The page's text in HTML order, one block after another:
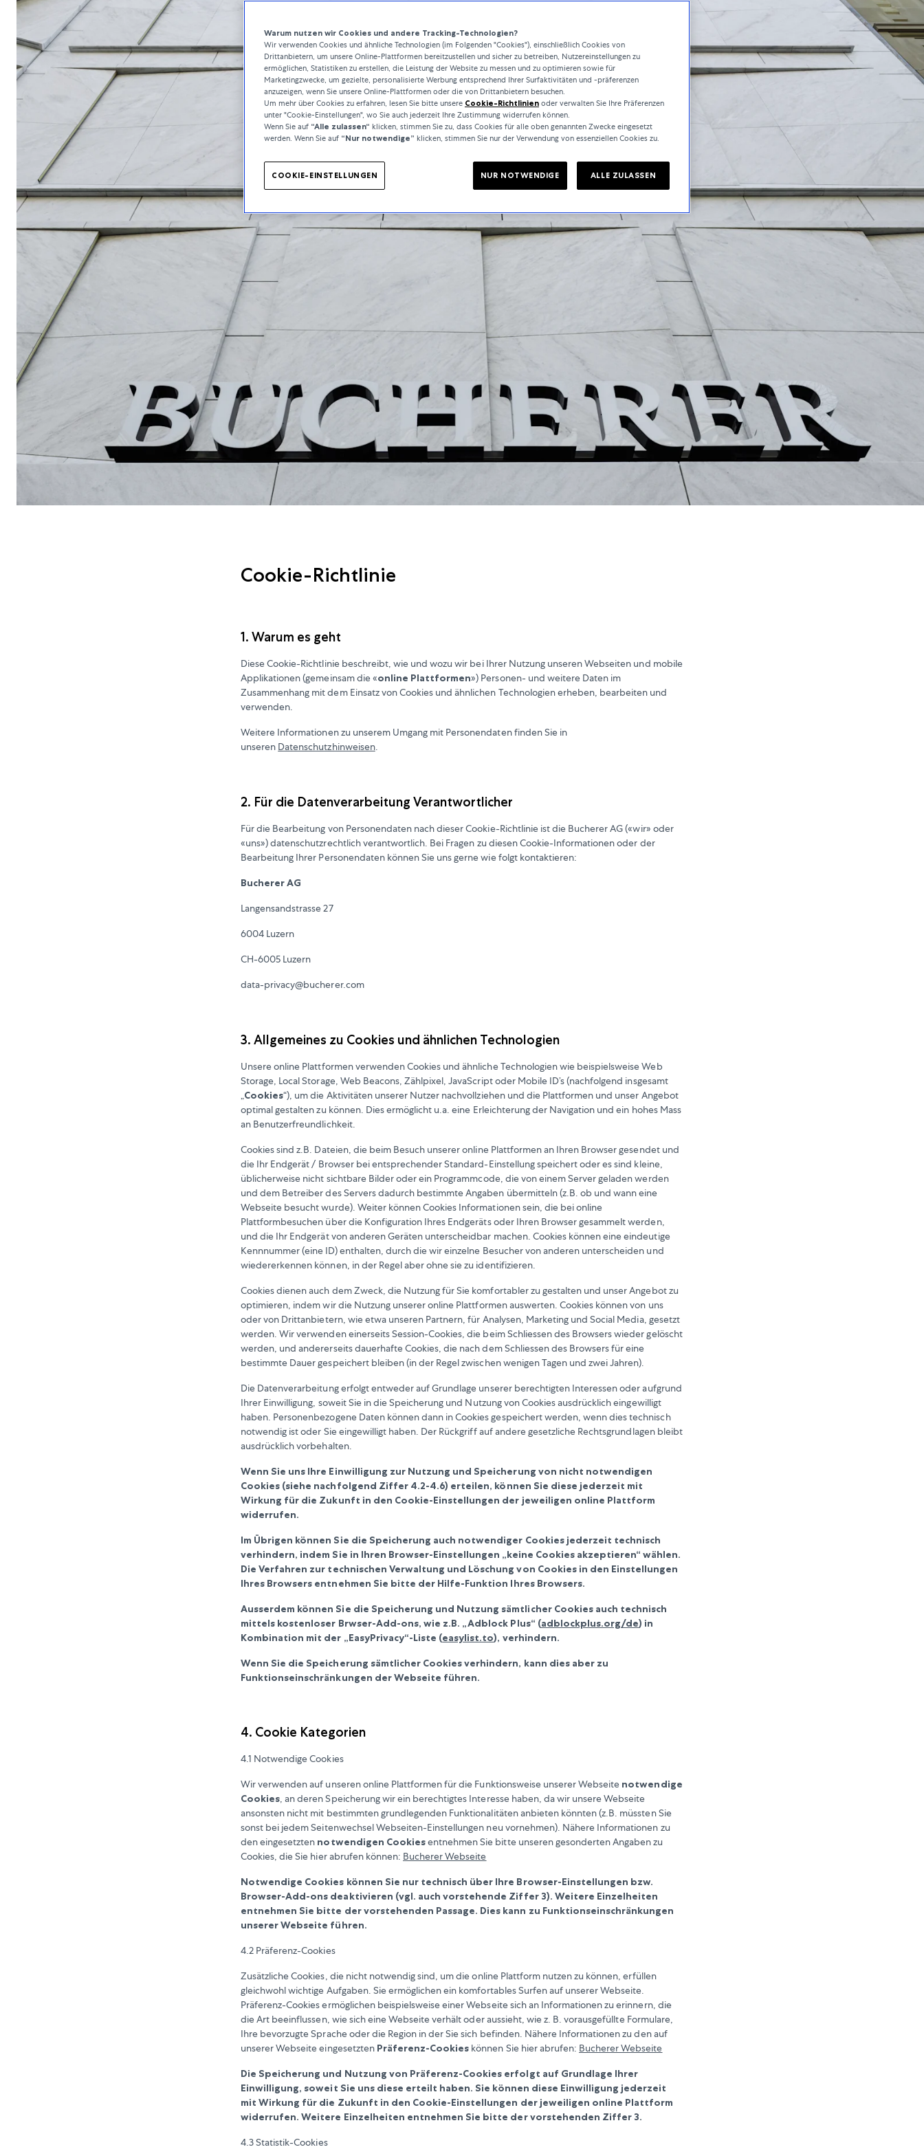
Cookie-Richtlinie
1. Warum es geht
Diese Cookie-Richtlinie beschreibt, wie und wozu wir bei Ihrer Nutzung unseren Webseiten und mobile
Applikationen (gemeinsam die «online Plattformen») Personen- und weitere Daten im
Zusammenhang mit dem Einsatz von Cookies und ähnlichen Technologien erheben, bearbeiten und
verwenden.
Weitere Informationen zu unserem Umgang mit Personendaten finden Sie in
unseren Datenschutzhinweisen.
2. Für die Datenverarbeitung Verantwortlicher
Für die Bearbeitung von Personendaten nach dieser Cookie-Richtlinie ist die Bucherer AG («wir» oder
«uns») datenschutzrechtlich verantwortlich. Bei Fragen zu diesen Cookie-Informationen oder der
Bearbeitung Ihrer Personendaten können Sie uns gerne wie folgt kontaktieren:
Bucherer AG
Langensandstrasse 27
6004 Luzern
CH-6005 Luzern
data-privacy@bucherer.com
3. Allgemeines zu Cookies und ähnlichen Technologien
Unsere online Plattformen verwenden Cookies und ähnliche Technologien wie beispielsweise Web
Storage, Local Storage, Web Beacons, Zählpixel, JavaScript oder Mobile ID’s (nachfolgend insgesamt
Cookies“), um die Aktivitäten unserer Nutzer nachvollziehen und die Plattformen und unser Angebot
optimal gestalten zu können. Dies ermöglicht u.a. eine Erleichterung der Navigation und ein hohes Mass
an Benutzerfreundlichkeit.
Cookies sind z.B. Dateien, die beim Besuch unserer online Plattformen an Ihren Browser gesendet und
die Ihr Endgerät / Browser bei entsprechender Standard-Einstellung speichert oder es sind kleine,
üblicherweise nicht sichtbare Bilder oder ein Programmcode, die von einem Server geladen werden
und dem Betreiber des Servers dadurch bestimmte Angaben übermitteln (z.B. ob und wann eine
Webseite besucht wurde). Weiter können Cookies Informationen sein, die bei online
Plattformbesuchen über die Konfiguration Ihres Endgeräts oder Ihren Browser gesammelt werden,
und die Ihr Endgerät von anderen Geräten unterscheidbar machen. Cookies können eine eindeutige
Kennnummer (eine ID) enthalten, durch die wir einzelne Besucher von anderen unterscheiden und
wiedererkennen können, in der Regel aber ohne sie zu identifizieren.
Cookies dienen auch dem Zweck, die Nutzung für Sie komfortabler zu gestalten und unser Angebot zu
optimieren, indem wir die Nutzung unserer online Plattformen auswerten. Cookies können von uns
oder von Drittanbietern, wie etwa unseren Partnern, für Analysen, Marketing und Social Media, gesetzt
werden. Wir verwenden einerseits Session-Cookies, die beim Schliessen des Browsers wieder gelöscht
werden, und andererseits dauerhafte Cookies, die nach dem Schliessen des Browsers für eine
bestimmte Dauer gespeichert bleiben (in der Regel zwischen wenigen Tagen und zwei Jahren).
Die Datenverarbeitung erfolgt entweder auf Grundlage unserer berechtigten Interessen oder aufgrund
Ihrer Einwilligung, soweit Sie in die Speicherung und Nutzung von Cookies ausdrücklich eingewilligt
haben. Personenbezogene Daten können dann in Cookies gespeichert werden, wenn dies technisch
notwendig ist oder Sie eingewilligt haben. Der Rückgriff auf andere gesetzliche Rechtsgrundlagen bleibt
ausdrücklich vorbehalten.
Wenn Sie uns Ihre Einwilligung zur Nutzung und Speicherung von nicht notwendigen
Cookies (siehe nachfolgend Ziffer 4.2-4.6) erteilen, können Sie diese jederzeit mit
Wirkung für die Zukunft in den Cookie-Einstellungen der jeweiligen online Plattform
widerrufen.
Im Übrigen können Sie die Speicherung auch notwendiger Cookies jederzeit technisch
verhindern, indem Sie in Ihren Browser-Einstellungen „keine Cookies akzeptieren“ wählen.
Die Verfahren zur technischen Verwaltung und Löschung von Cookies in den Einstellungen
Ihres Browsers entnehmen Sie bitte der Hilfe-Funktion Ihres Browsers.
Ausserdem können Sie die Speicherung und Nutzung sämtlicher Cookies auch technisch
mittels kostenloser Brwser-Add-ons, wie z.B. „Adblock Plus“ (adblockplus.org/de) in
Kombination mit der „EasyPrivacy“-Liste (easylist.to), verhindern.
Wenn Sie die Speicherung sämtlicher Cookies verhindern, kann dies aber zu
Funktionseinschränkungen der Webseite führen.
4. Cookie Kategorien
4.1 Notwendige Cookies
Wir verwenden auf unseren online Plattformen für die Funktionsweise unserer Webseite notwendige
Cookies, an deren Speicherung wir ein berechtigtes Interesse haben, da wir unsere Webseite
ansonsten nicht mit bestimmten grundlegenden Funktionalitäten anbieten könnten (z.B. müssten Sie
sonst bei jedem Seitenwechsel Webseiten-Einstellungen neu vornehmen). Nähere Informationen zu
den eingesetzten notwendigen Cookiesentnehmen Sie bitte unseren gesonderten Angaben zu
Cookies, die Sie hier abrufen können: Bucherer Webseite
Notwendige Cookies können Sie nur technisch über Ihre Browser-Einstellungen bzw.
Browser-Add-ons deaktivieren (vgl. auch vorstehende Ziffer 3). Weitere Einzelheiten
entnehmen Sie bitte der vorstehenden Passage. Dies kann zu Funktionseinschränkungen
unserer Webseite führen.
4.2 Präferenz-Cookies
Zusätzliche Cookies, die nicht notwendig sind, um die online Plattform nutzen zu können, erfüllen
gleichwohl wichtige Aufgaben. Sie ermöglichen ein komfortables Surfen auf unserer Webseite.
Präferenz-Cookies ermöglichen beispielsweise einer Webseite sich an Informationen zu erinnern, die
die Art beeinflussen, wie sich eine Webseite verhält oder aussieht, wie z. B. vorausgefüllte Formulare,
Ihre bevorzugte Sprache oder die Region in der Sie sich befinden. Nähere Informationen zu den auf
unserer Webseite eingesetzten Präferenz-Cookies können Sie hier abrufen: Bucherer Webseite
Die Speicherung und Nutzung von Präferenz-Cookies erfolgt auf Grundlage Ihrer
Einwilligung, soweit Sie uns diese erteilt haben. Sie können diese Einwilligung jederzeit
mit Wirkung für die Zukunft in den Cookie-Einstellungen der jeweiligen online Plattform
widerrufen. Weitere Einzelheiten entnehmen Sie bitte der vorstehenden Ziffer 3.
4.3 Statistik-Cookies
Warum nutzen wir Cookies und andere Tracking-Technologien?
Wir verwenden Cookies und ähnliche Technologien (im Folgenden "Cookies"), einschließlich Cookies von
Drittanbietern, um unsere Online-Plattformen bereitzustellen und sicher zu betreiben, Nutzereinstellungen zu
ermöglichen, Statistiken zu erstellen, die Leistung der Website zu messen und zu optimieren sowie für
Marketingzwecke, um gezielte, personalisierte Werbung entsprechend Ihrer Surfaktivitäten und -präferenzen
anzuzeigen, wenn Sie unsere Online-Plattformen oder die von Drittanbietern besuchen.
Um mehr über Cookies zu erfahren, lesen Sie bitte unsere Cookie-Richtlinien oder verwalten Sie Ihre Präferenzen
unter "Cookie-Einstellungen", wo Sie auch jederzeit Ihre Zustimmung widerrufen können.
Wenn Sie auf “Alle zulassen“ klicken, stimmen Sie zu, dass Cookies für alle oben genannten Zwecke eingesetzt
werden. Wenn Sie auf “Nur notwendige” klicken, stimmen Sie nur der Verwendung von essenziellen Cookies zu.
COOKIE-EINSTELLUNGEN NUR NOTWENDIGE ALLE ZULASSEN